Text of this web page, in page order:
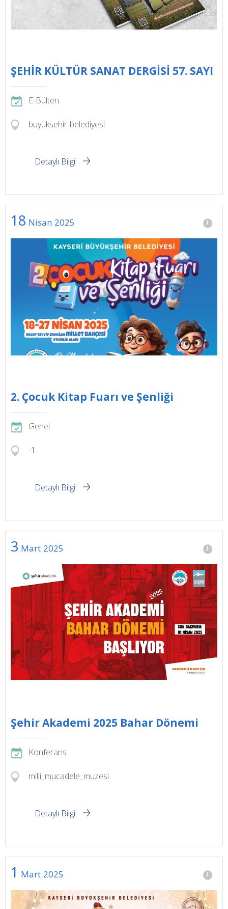
ŞEHİR KÜLTÜR SANAT DERGİSİ 57. SAYI
E-Bülten
buyuksehir-belediyesi
Detaylı Bilgi
18 Nisan 2025
2. Çocuk Kitap Fuarı ve Şenliği
Genel
-1
Detaylı Bilgi
3 Mart 2025
Şehir Akademi 2025 Bahar Dönemi
Konferans
milli_mucadele_muzesi
Detaylı Bilgi
1 Mart 2025